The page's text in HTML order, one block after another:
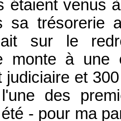
étaient venus
sa trésorerie
sur le
monte à une
judiciaire et
des
- pour ma